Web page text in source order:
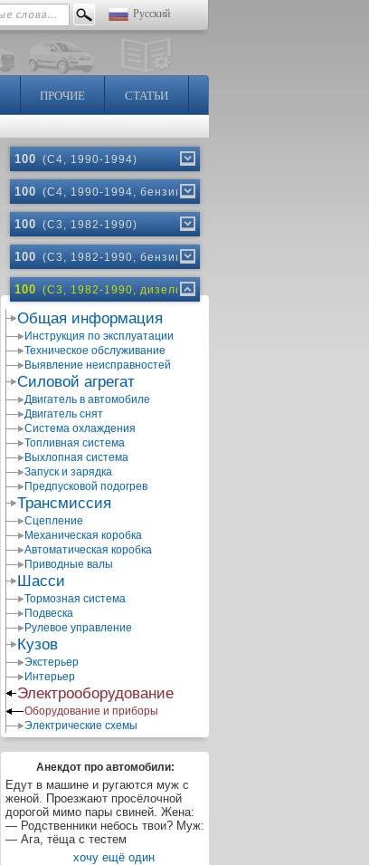
Русский
ПРОЧИЕ СТАТЬИ
100 (C4, 1990-1994)
100 (C4, 1990-1994, бензин)
100 (C3, 1982-1990)
100 (C3, 1982-1990, бензин)
100 (C3, 1982-1990, дизель)
Общая информация
Инструкция по эксплуатации
Техническое обслуживание
Выявление неисправностей
Силовой агрегат
Двигатель в автомобиле
Двигатель снят
Система охлаждения
Топливная система
Выхлопная система
Запуск и зарядка
Предпусковой подогрев
Трансмиссия
Сцепление
Механическая коробка
Автоматическая коробка
Приводные валы
Шасси
Тормозная система
Подвеска
Рулевое управление
Кузов
Экстерьер
Интерьер
Электрооборудование
Оборудование и приборы
Электрические схемы
Анекдот про автомобили:
Едут в машине и ругаются муж с
женой. Проезжают просёлочной
дорогой мимо пары свиней. Жена:
— Родственники небось твои? Муж:
— Ага, тёща с тестем
хочу ещё один